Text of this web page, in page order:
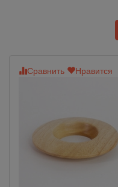
Сравнить Нравится